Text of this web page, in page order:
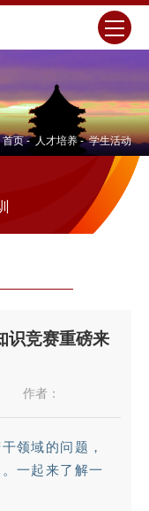
首页 - 人才培养 - 学生活动
识竞赛重磅来
作者：
领域的问题，
一起来了解一